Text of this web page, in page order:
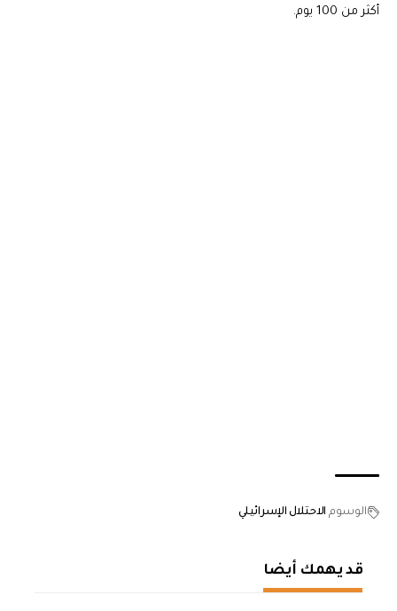
أكثر من 100 يوم.
الوسوم الاحتلال الإسرائيلي
قد يهمك أيضا